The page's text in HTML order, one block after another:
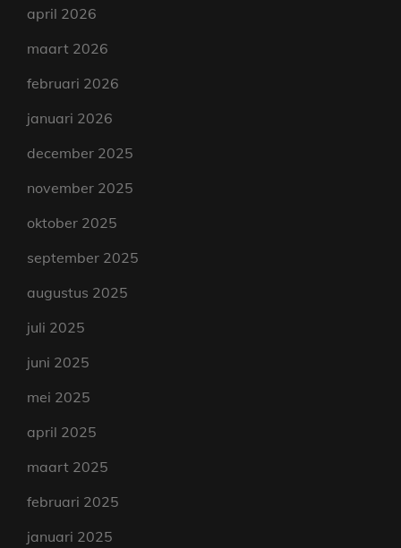
april 2026
maart 2026
februari 2026
januari 2026
december 2025
november 2025
oktober 2025
september 2025
augustus 2025
juli 2025
juni 2025
mei 2025
april 2025
maart 2025
februari 2025
januari 2025